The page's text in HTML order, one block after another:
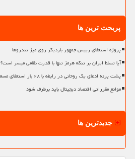
پربحث ترین ها
پروژه استعفای رییس جمهور باردیگر روی میز تندروها
آیا تسلط ایران بر تنگه هرمز تنها با قدرت نظامی میسر است؟
پشت پرده ادعای یک روحانی در رابطه با ۲۸ بار استعفای مسعود پزشکیان
موانع مقرراتی اقتصاد دیجیتال باید برطرف شود
جدیدترین ها